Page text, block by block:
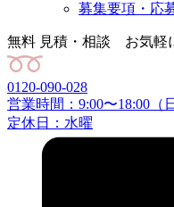
募集要項・応
無料 見積・相談 お気軽
0120-090-028
営業時間：9:00〜18:00（
定休日：水曜